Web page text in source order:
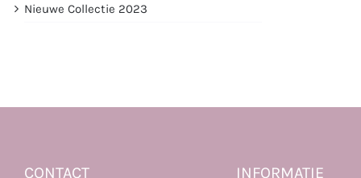
Nieuwe Collectie 2023
CONTACT INFORMATIE